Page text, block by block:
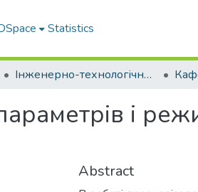
Statistics
Інженерно-технологічний факультет
і
Abstract